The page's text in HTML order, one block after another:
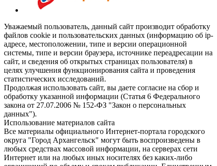
Уважаемый пользователь, данный сайт производит обработку
файлов cookie и пользовательских данных (информацию об ip-
адресе, местоположении, типе и версии операционной
системы, типе и версии браузера, источнике переадресации на
сайт, и сведения об открытых страницах пользователя) в
целях улучшения функционирования сайта и проведения
статистических исследований.
Продолжая использовать сайт, вы даете согласие на сбор и
обработку указанной информации (Статья 6 Федерального
закона от 27.07.2006 № 152-ФЗ "Закон о персональных
данных").
Использование материалов сайта
Все материалы официального Интернет-портала городского
округа "Город Архангельск" могут быть воспроизведены в
любых средствах массовой информации, на серверах сети
Интернет или на любых иных носителях без каких-либо